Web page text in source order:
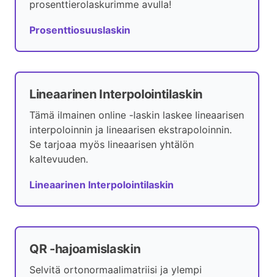
prosenttierolaskurimme avulla!
Prosenttiosuuslaskin
Lineaarinen Interpolointilaskin
Tämä ilmainen online -laskin laskee lineaarisen
interpoloinnin ja lineaarisen ekstrapoloinnin.
Se tarjoaa myös lineaarisen yhtälön
kaltevuuden.
Lineaarinen Interpolointilaskin
QR -hajoamislaskin
Selvitä ortonormaalimatriisi ja ylempi